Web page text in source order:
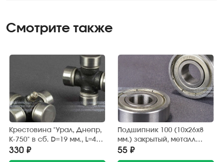
Смотрите также
Крестовина "Урал, Днепр,
К-750" в сб. D=19 мм., L=44,6
мм. (Росавтостандарт)
330 ₽
Подшипник 100 (10х26х8
мм.) закрытый, металл
(АПП)
55 ₽